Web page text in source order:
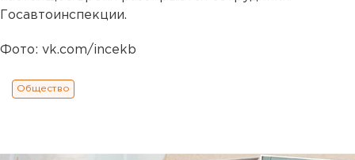
Госавтоинспекции.
Фото: vk.com/incekb
Общество